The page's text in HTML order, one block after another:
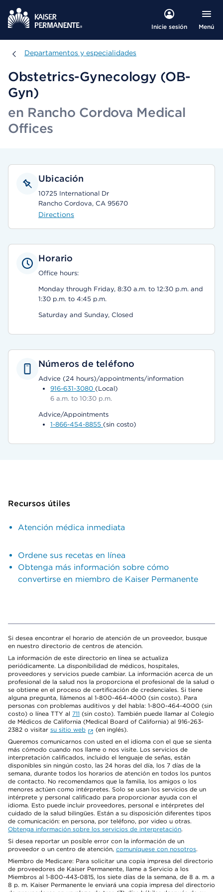
Inicie sesión Menú
Departamentos y especialidades
Departamentos y especialidades
Obstetrics-Gynecology (OB-
Gyn)
en Rancho Cordova Medical
Offices
Ubicación
10725 International Dr
Rancho Cordova, CA 95670
Directions
Horario
Office hours:
Monday through Friday, 8:30 a.m. to 12:30 p.m. and
1:30 p.m. to 4:45 p.m.
Saturday and Sunday, Closed
Números de teléfono
Advice (24 hours)/appointments/information
916-631-3080 (Local)
6 a.m. to 10:30 p.m.
Advice/Appointments
1-866-454-8855 (sin costo)
Recursos útiles
Atención médica inmediata
Ordene sus recetas en línea
Obtenga más información sobre cómo
convertirse en miembro de Kaiser Permanente
Si desea encontrar el horario de atención de un proveedor, busque
en nuestro directorio de centros de atención.
La información de este directorio en línea se actualiza
periódicamente. La disponibilidad de médicos, hospitales,
proveedores y servicios puede cambiar. La información acerca de un
profesional de la salud nos la proporciona el profesional de la salud o
se obtiene en el proceso de certificación de credenciales. Si tiene
alguna pregunta, llámenos al 1-800-464-4000 (sin costo). Para
personas con problemas auditivos y del habla: 1-800-464-4000 (sin
costo) o línea TTY al 711 (sin costo). También puede llamar al Colegio
de Médicos de California (Medical Board of California) al 916-263-
2382 o visitar su sitio web
(en inglés).
Queremos comunicarnos con usted en el idioma con el que se sienta
más cómodo cuando nos llame o nos visite. Los servicios de
interpretación calificados, incluido el lenguaje de señas, están
disponibles sin ningún costo, las 24 horas del día, los 7 días de la
semana, durante todos los horarios de atención en todos los puntos
de contacto. No recomendamos que la familia, los amigos o los
menores actúen como intérpretes. Solo se usan los servicios de un
intérprete y personal calificado para proporcionar ayuda con el
idioma. Esto puede incluir proveedores, personal e intérpretes del
cuidado de la salud bilingües. Están a su disposición diferentes tipos
de comunicación: en persona, por teléfono, por video u otras.
Obtenga información sobre los servicios de interpretación.
Si desea reportar un posible error con la información de un
proveedor o un centro de atención, comuníquese con nosotros.
Miembro de Medicare: Para solicitar una copia impresa del directorio
de proveedores de Kaiser Permanente, llame a Servicio a los
Miembros al 1-800-443-0815, los siete días de la semana, de 8 a. m. a
8 p. m. Kaiser Permanente le enviará una copia impresa del directorio